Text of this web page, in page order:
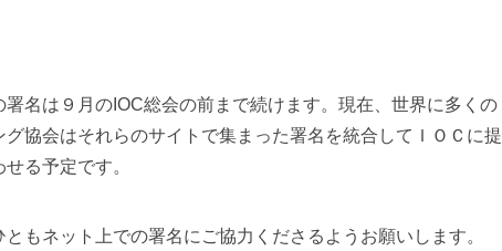
名は９月のIOC総会の前まで続けます。現在、世界に多くの
協会はそれらのサイトで集まった署名を統合してＩＯＣに提
る予定です。
ネット上での署名にご協力くださるようお願いします。